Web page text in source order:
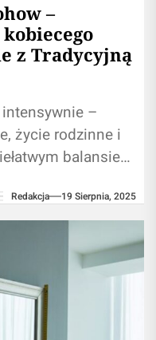
–
z Tradycyjną
–
życie rodzinne i
balansie
Redakcja 19 Sierpnia, 2025